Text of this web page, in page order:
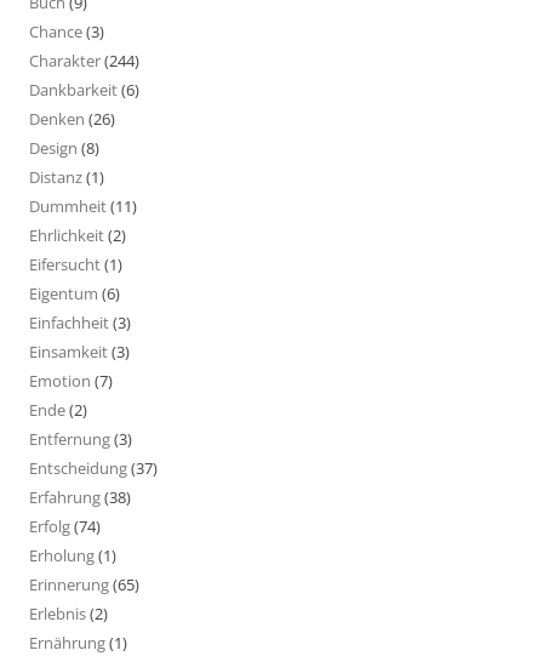
Chance(3)
Charakter(244)
Dankbarkeit(6)
Denken (26)
Design (8)
Distanz(1)
Dummheit(11)
Ehrlichkeit(2)
Eifersucht(1)
Eigentum (6)
Einfachheit(3)
Einsamkeit(3)
Emotion (7)
Ende(2)
Entfernung(3)
Entscheidung(37)
Erfahrung(38)
Erfolg(74)
Erholung(1)
Erinnerung(65)
Erlebnis(2)
Ernährung(1)